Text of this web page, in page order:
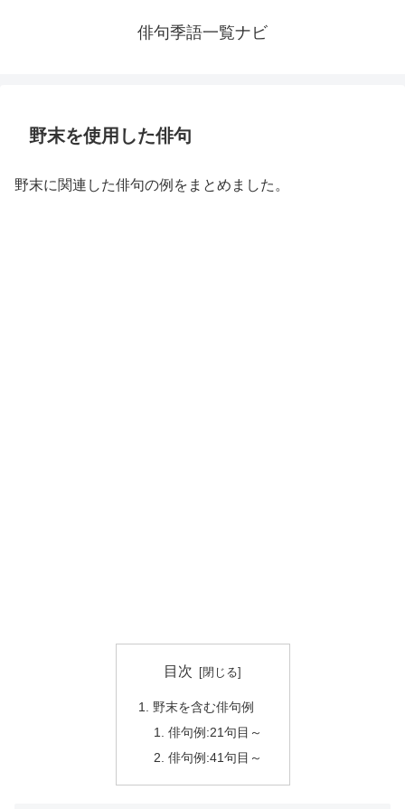
俳句季語一覧ナビ
野末を使用した俳句
野末に関連した俳句の例をまとめました。
目次
野末を含む俳句例
俳句例:21句目～
俳句例:41句目～